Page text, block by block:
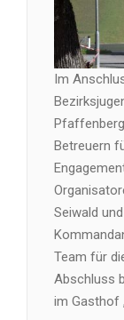
Im
Betreuern
Seiwald
Team für
Abschluss
im Gasthof